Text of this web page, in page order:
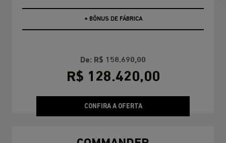
PCD
+ BÔNUS DE FÁBRICA
De: R$ 158.690,00
R$ 128.420,00
CONFIRA A OFERTA